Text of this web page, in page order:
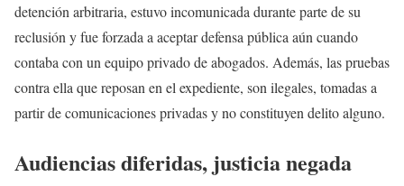
detención arbitraria, estuvo incomunicada durante parte de su
reclusión y fue forzada a aceptar defensa pública aún cuando
contaba con un equipo privado de abogados. Además, las pruebas
contra ella que reposan en el expediente, son ilegales, tomadas a
partir de comunicaciones privadas y no constituyen delito alguno.
Audiencias diferidas, justicia negada